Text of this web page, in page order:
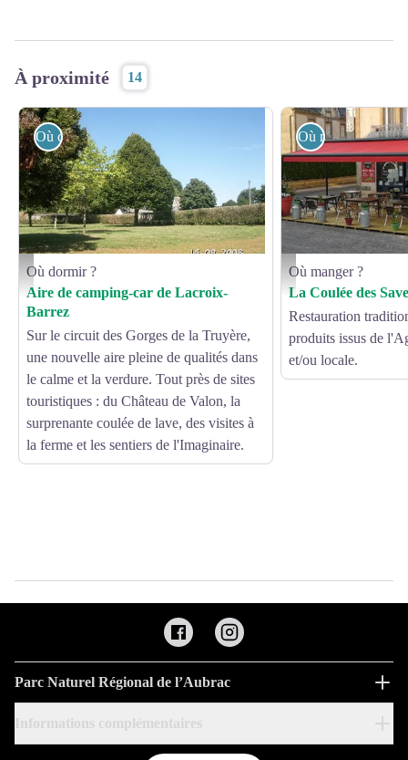
À proximité 14
Aire de camping-car de Lacroix-Barrez
Où dormir ?
Où dormir ?
Aire de camping-car de Lacroix-
Barrez
Sur le circuit des Gorges de la Truyère,
une nouvelle aire pleine de qualités dans
le calme et la verdure. Tout près de sites
touristiques : du Château de Valon, la
surprenante coulée de lave, des visites à
la ferme et les sentiers de l'Imaginaire.
La Coulée des Saveurs -
Où manger ?
Où manger ?
La Coulée des
Restauration
produits issus de
et/ou locale.
Parc Naturel Régional de l’Aubrac
Informations complémentaires